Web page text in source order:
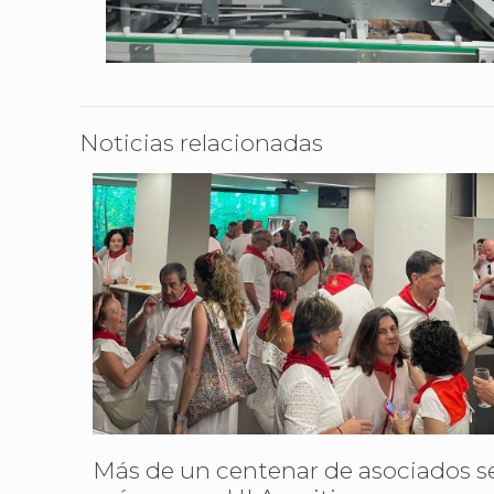
Noticias relacionadas
Más de un centenar de asociados